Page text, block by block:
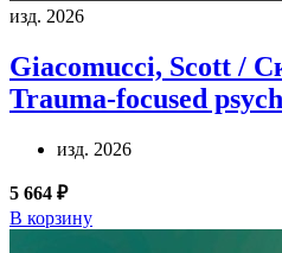
изд. 2026
Giacomucci, Scott /
Trauma-focused
изд. 2026
5 664 ₽
В корзину